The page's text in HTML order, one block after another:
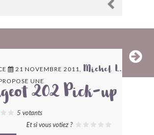
CONTRIBUTEURS
21 NOVEMBRE 2011, Michel L.
UNE
202 Pick-up
5 votants
Et si vous votiez ?